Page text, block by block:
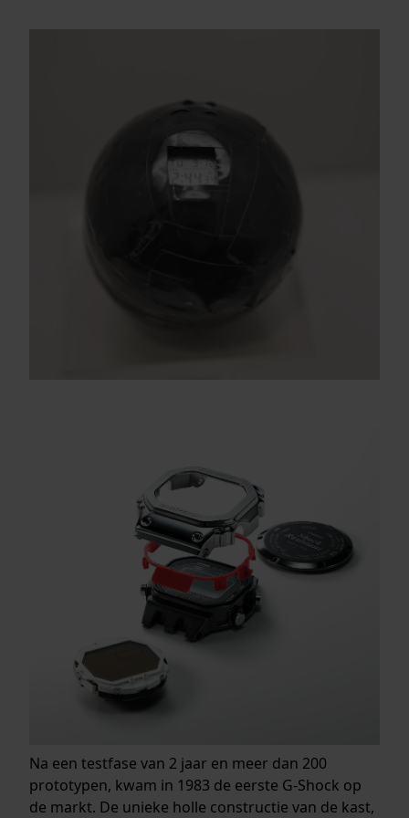
Na een testfase van 2 jaar en meer dan 200
prototypen, kwam in 1983 de eerste G-Shock op
de markt. De unieke holle constructie van de kast,